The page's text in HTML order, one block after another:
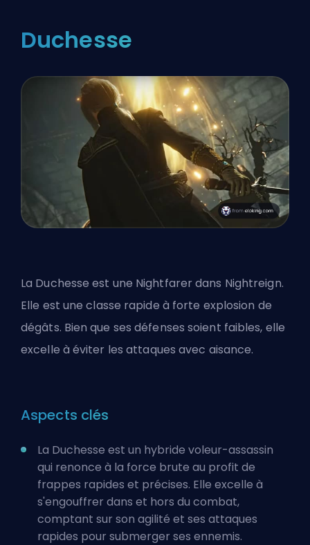
Duchesse
La Duchesse est une Nightfarer dans Nightreign.
Elle est une classe rapide à forte explosion de
dégâts. Bien que ses défenses soient faibles, elle
excelle à éviter les attaques avec aisance.
Aspects clés
La Duchesse est un hybride voleur-assassin
qui renonce à la force brute au profit de
frappes rapides et précises. Elle excelle à
s'engouffrer dans et hors du combat,
comptant sur son agilité et ses attaques
rapides pour submerger ses ennemis.